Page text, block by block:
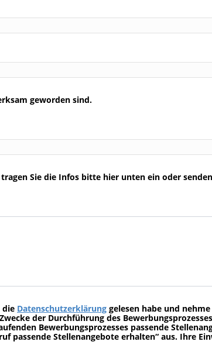
geworden sind.
Sie die Infos bitte hier unten ein oder
die Datenschutzerklärung gelesen habe und
der Durchführung des
Bewerbungsprozesses passende
passende Stellenangebote erhalten“ aus. Ihre